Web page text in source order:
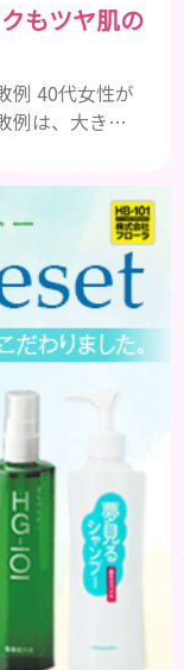
もツヤ肌の
例 40代女性が
例は、大きく
ンで濃くな
ち、老けて見
やけて見える
ただけでは、
元が引き締ま